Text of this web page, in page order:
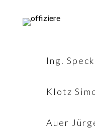
Ing.
Klotz
Auer